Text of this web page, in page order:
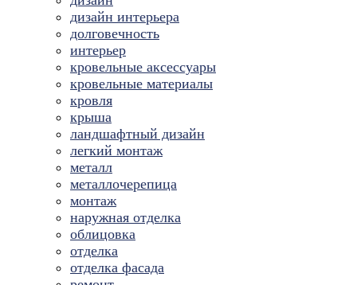
дизайн интерьера
долговечность
интерьер
кровельные аксессуары
кровельные материалы
кровля
крыша
ландшафтный дизайн
легкий монтаж
металл
металлочерепица
монтаж
наружная отделка
облицовка
отделка
отделка фасада